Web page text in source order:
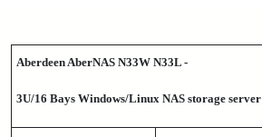
Aberdeen AberNAS N33W N33L -
3U/16 Bays Windows/Linux NAS storage server